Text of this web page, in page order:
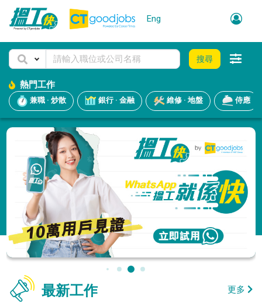
Eng
搜尋
熱門工作
兼職 · 炒散 銀行 · 金融 維修 · 地盤 侍應
最新工作 更多